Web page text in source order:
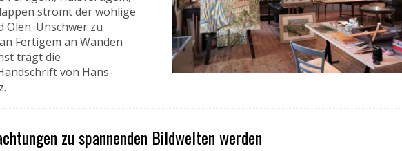
strömt der wohlige
Ölen. Unschwer zu
Fertigem an Wänden
trägt die
von Hans-
zu spannenden Bildwelten werden